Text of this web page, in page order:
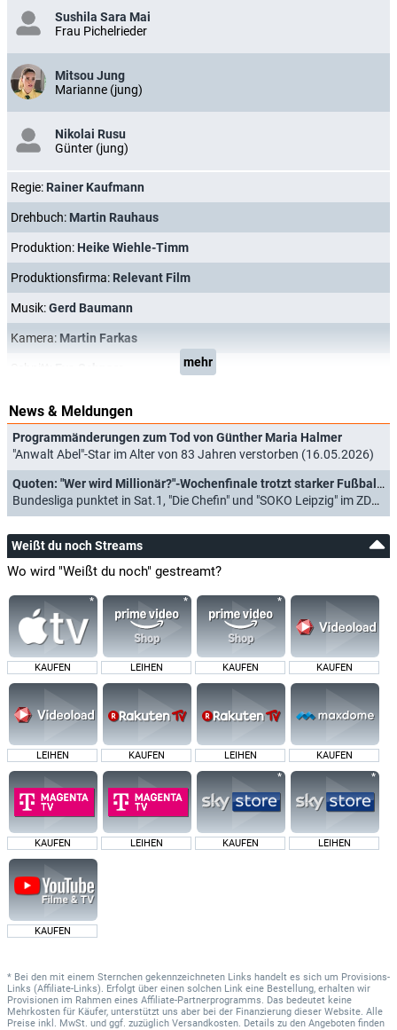
Sushila Sara Mai
Frau Pichelrieder
Mitsou Jung
Marianne (jung)
Nikolai Rusu
Günter (jung)
Regie: Rainer Kaufmann
Drehbuch: Martin Rauhaus
Produktion: Heike Wiehle-Timm
Produktionsfirma: Relevant Film
Musik:Gerd Baumann
Kamera: Martin Farkas
mehr
News & Meldungen
Programmänderungen zum Tod von Günther Maria Halmer
"Anwalt Abel"-Star im Alter von 83 Jahren verstorben (16.05.2026)
Quoten: "Wer wird Millionär?"-Wochenfinale trotzt starker Fußball- und Krimi-Konkurrenz
Bundesliga punktet in Sat.1, "Die Chefin" und "SOKO Leipzig" im ZDF (11.01.2025)
Weißt du noch Streams
Wo wird "Weißt du noch" gestreamt?
KAUFEN LEIHEN KAUFEN KAUFEN
LEIHEN KAUFEN LEIHEN KAUFEN
KAUFEN LEIHEN KAUFEN LEIHEN
KAUFEN
* Bei den mit einem Sternchen gekennzeichneten Links handelt es sich um Provisions-
Links (Affiliate-Links). Erfolgt über einen solchen Link eine Bestellung, erhalten wir
Provisionen im Rahmen eines Affiliate-Partnerprogramms. Das bedeutet keine
Mehrkosten für Käufer, unterstützt uns aber bei der Finanzierung dieser Website. Alle
Preise inkl. MwSt. und ggf. zuzüglich Versandkosten. Details zu den Angeboten finden